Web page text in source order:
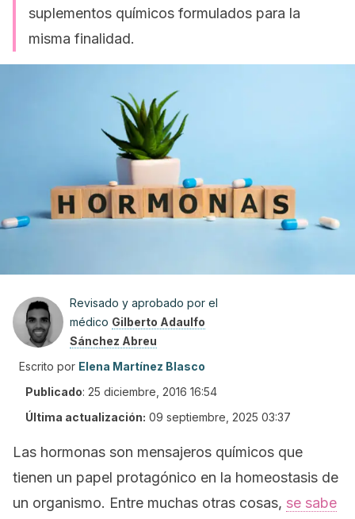
suplementos químicos formulados para la
misma finalidad.
Revisado y aprobado por el
médico Gilberto Adaulfo
Sánchez Abreu
Escrito por Elena Martínez Blasco
Publicado: 25 diciembre, 2016 16:54
Última actualización: 09 septiembre, 2025 03:37
Las hormonas son mensajeros químicos que
tienen un papel protagónico en la homeostasis de
un organismo. Entre muchas otras cosas, se sabe